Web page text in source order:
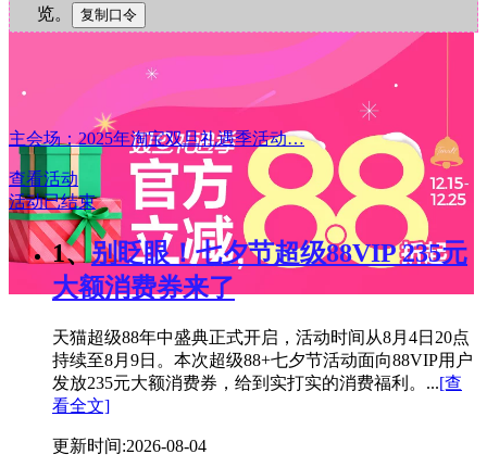
览。
主会场：2025年淘宝双旦礼遇季活动…
查看活动
活动已结束
1、 别眨眼！七夕节超级88VIP 235元
大额消费券来了
天猫超级88年中盛典正式开启，活动时间从8月4日20点
持续至8月9日。本次超级88+七夕节活动面向88VIP用户
发放235元大额消费券，给到实打实的消费福利。...[查
看全文]
更新时间:2026-08-04